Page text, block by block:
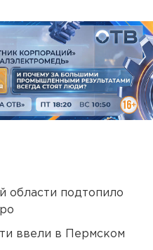
области подтопило
ввели в Пермском